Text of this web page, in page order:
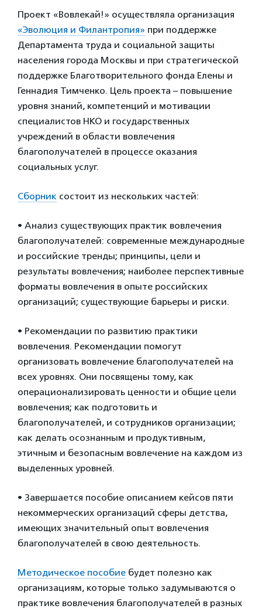
Проект «Вовлекай!» осуществляла организация
«Эволюция и Филантропия» при поддержке
Департамента труда и социальной защиты
населения города Москвы и при стратегической
поддержке Благотворительного фонда Елены и
Геннадия Тимченко. Цель проекта – повышение
уровня знаний, компетенций и мотивации
специалистов НКО и государственных
учреждений в области вовлечения
благополучателей в процессе оказания
социальных услуг.
Сборник состоит из нескольких частей:
• Анализ существующих практик вовлечения
благополучателей: современные международные
и российские тренды; принципы, цели и
результаты вовлечения; наиболее перспективные
форматы вовлечения в опыте российских
организаций; существующие барьеры и риски.
• Рекомендации по развитию практики
вовлечения. Рекомендации помогут
организовать вовлечение благополучателей на
всех уровнях. Они посвящены тому, как
операционализировать ценности и общие цели
вовлечения; как подготовить и
благополучателей, и сотрудников организации;
как делать осознанным и продуктивным,
этичным и безопасным вовлечение на каждом из
выделенных уровней.
• Завершается пособие описанием кейсов пяти
некоммерческих организаций сферы детства,
имеющих значительный опыт вовлечения
благополучателей в свою деятельность.
Методическое пособие будет полезно как
организациям, которые только задумываются о
практике вовлечения благополучателей в разных